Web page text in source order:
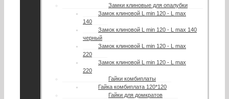
Замки клиновые для опалубки
Замок клиновой L min 120 - L max
140
Замок клиновой L min 120 - L max 140
черный
Замок клиновой L min 120 - L max
220
Замок клиновой L min 120 - L max
220
Гайки комбиплаты
Гайка комбиплата 120*120
Гайки для домкратов